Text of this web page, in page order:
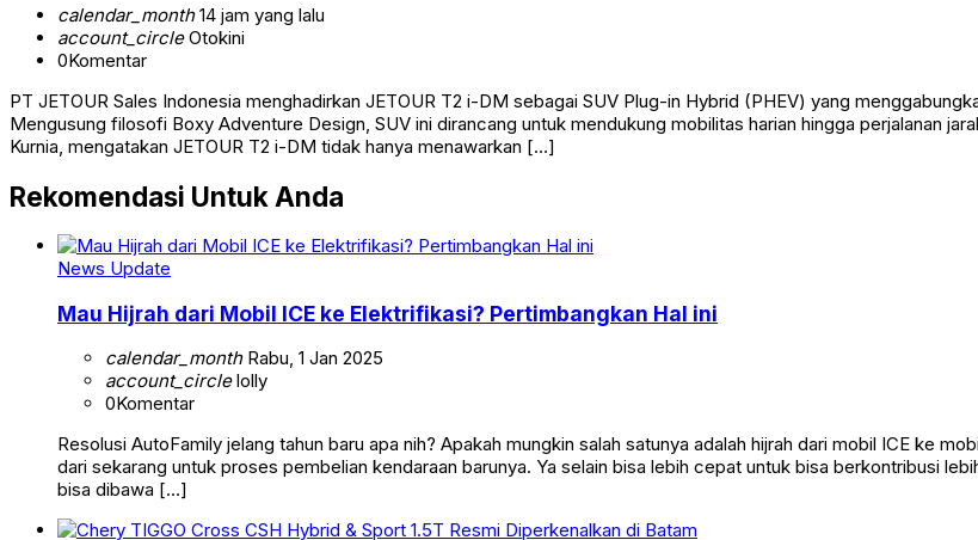
calendar_month14 jam yang lalu
account_circleOtokini
0Komentar
PT JETOUR Sales Indonesia menghadirkan JETOUR T2 i-DM sebagai SUV Plug-in Hybrid (PHEV) yang
Mengusung filosofi Boxy Adventure Design, SUV ini dirancang untuk mendukung mobilitas harian hingga perjalanan
Kurnia, mengatakan JETOUR T2 i-DM tidak hanya menawarkan […]
Rekomendasi Untuk Anda
News Update
Mau Hijrah dari Mobil ICE ke Elektrifikasi? Pertimbangkan Hal ini
calendar_monthRabu, 1 Jan 2025
account_circlelolly
0Komentar
Resolusi AutoFamily jelang tahun baru apa nih? Apakah mungkin salah satunya adalah hijrah dari mobil ICE ke
dari sekarang untuk proses pembelian kendaraan barunya. Ya selain bisa lebih cepat untuk bisa berkontribusi
bisa dibawa […]